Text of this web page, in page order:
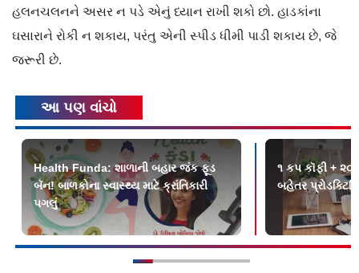
હલનચલનને અસર ન પડે એનું ધ્યાન રાખી શકો છો. હાડકાંના
ઘસારાને રોકી ન શકાય, પરંતુ એની સ્પીડ ધીમી પાડી શકાય છે, જે
જરૂરી છે.
આ પણ વાંચો
Health Funda: શાળાની બહાર જંક ફૂડ
બૅન! બાળકોના સ્વાસ્થ્ય માટે ક્રાંતિકારી
પગલું
૧ કપ કૉફી + ૨૦
બહેતર